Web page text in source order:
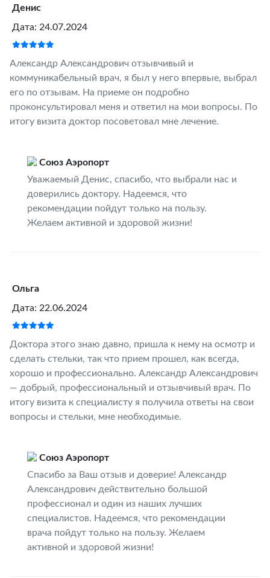
Денис
Дата: 24.07.2024
Александр Александрович отзывчивый и
коммуникабельный врач, я был у него впервые, выбрал
его по отзывам. На приеме он подробно
проконсультировал меня и ответил на мои вопросы. По
итогу визита доктор посоветовал мне лечение.
Союз Аэропорт
Уважаемый Денис, спасибо, что выбрали нас и
доверились доктору. Надеемся, что
рекомендации пойдут только на пользу.
Желаем активной и здоровой жизни!
Ольга
Дата: 22.06.2024
Доктора этого знаю давно, пришла к нему на осмотр и
сделать стельки, так что прием прошел, как всегда,
хорошо и профессионально. Александр Александрович
— добрый, профессиональный и отзывчивый врач. По
итогу визита к специалисту я получила ответы на свои
вопросы и стельки, мне необходимые.
Союз Аэропорт
Спасибо за Ваш отзыв и доверие! Александр
Александрович действительно большой
профессионал и один из наших лучших
специалистов. Надеемся, что рекомендации
врача пойдут только на пользу. Желаем
активной и здоровой жизни!